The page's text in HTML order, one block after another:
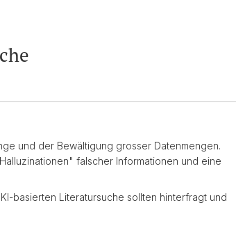
und der Bewältigung grosser Datenmengen.
falscher Informationen und eine
basierten Literatursuche sollten hinterfragt und